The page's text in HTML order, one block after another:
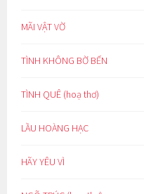
MÃI VẬT VỜ
TÌNH KHÔNG BỜ BẾN
TÌNH QUÊ (hoạ thơ)
LẦU HOÀNG HẠC
HÃY YÊU VÌ